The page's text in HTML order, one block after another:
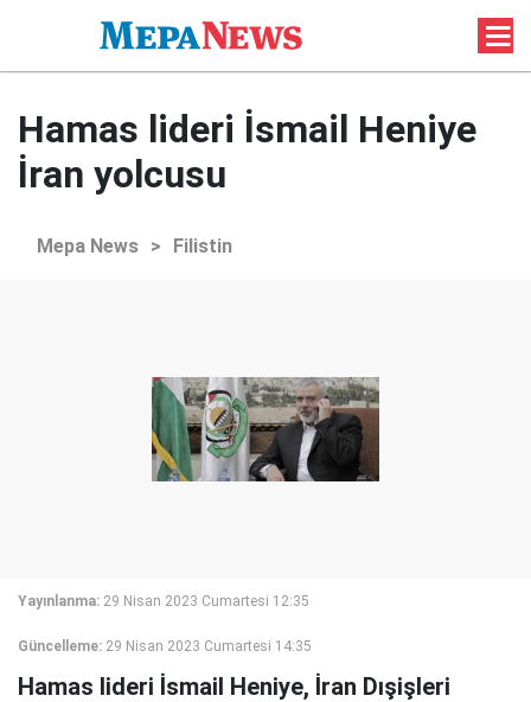
Hamas lideri İsmail Heniye
İran yolcusu
Mepa News > Filistin
Yayınlanma: 29 Nisan 2023 Cumartesi 12:35
Güncelleme: 29 Nisan 2023 Cumartesi 14:35
Hamas lideri İsmail Heniye, İran Dışişleri